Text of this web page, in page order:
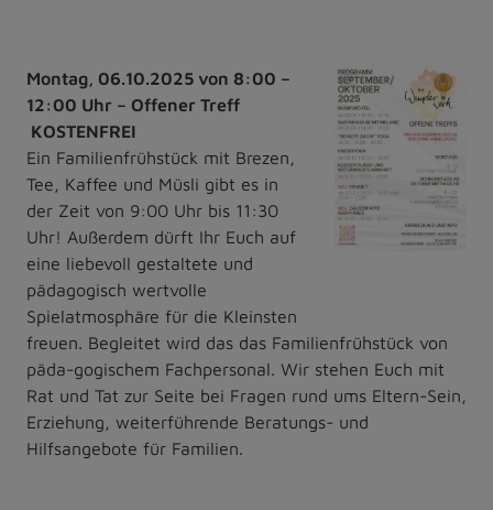
©
Wunderwerk
Montag, 06.10.2025 von 8:00 –
12:00 Uhr – Offener Treff
KOSTENFREI
Ein Familienfrühstück mit Brezen,
Tee, Kaffee und Müsli gibt es in
der Zeit von 9:00 Uhr bis 11:30
Uhr! Außerdem dürft Ihr Euch auf
eine liebevoll gestaltete und
pädagogisch wertvolle
Spielatmosphäre für die Kleinsten
freuen. Begleitet wird das das Familienfrühstück von
päda-gogischem Fachpersonal. Wir stehen Euch mit
Rat und Tat zur Seite bei Fragen rund ums Eltern-Sein,
Erziehung, weiterführende Beratungs- und
Hilfsangebote für Familien.